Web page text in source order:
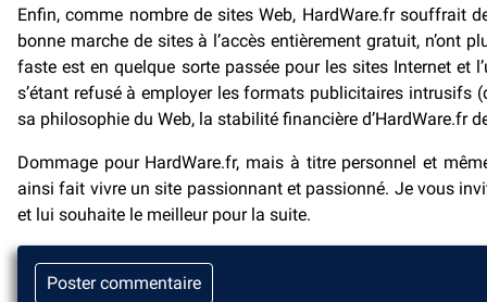
Enfin, comme nombre de sites Web, HardWare.fr souffrait
bonne marche de sites à l’accès entièrement gratuit, n’ont
faste est en quelque sorte passée pour les sites Internet et
s’étant refusé à employer les formats publicitaires intrusifs
sa philosophie du Web, la stabilité financière d’HardWare.fr
Dommage pour HardWare.fr, mais à titre personnel et
ainsi fait vivre un site passionnant et passionné. Je vous
et lui souhaite le meilleur pour la suite.
Poster commentaire